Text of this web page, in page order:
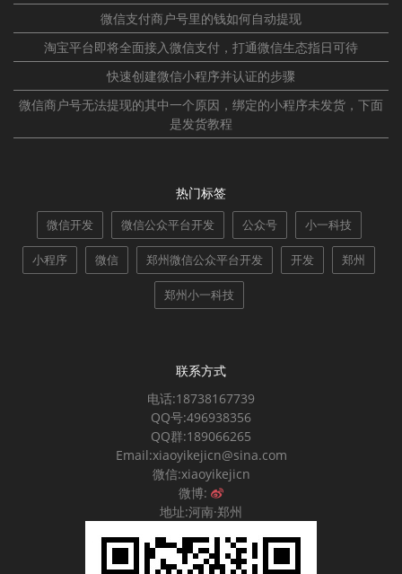
微信支付商户号里的钱如何自动提现
淘宝平台即将全面接入微信支付，打通微信生态指日可待
快速创建微信小程序并认证的步骤
微信商户号无法提现的其中一个原因，绑定的小程序未发货，下面
是发货教程
热门标签
微信开发 微信公众平台开发 公众号 小一科技
小程序 微信 郑州微信公众平台开发 开发 郑州
郑州小一科技
联系方式
电话:18738167739
QQ号:496938356
QQ群:189066265
Email:xiaoyikejicn@sina.com
微信:xiaoyikejicn
微博:
地址:河南·郑州